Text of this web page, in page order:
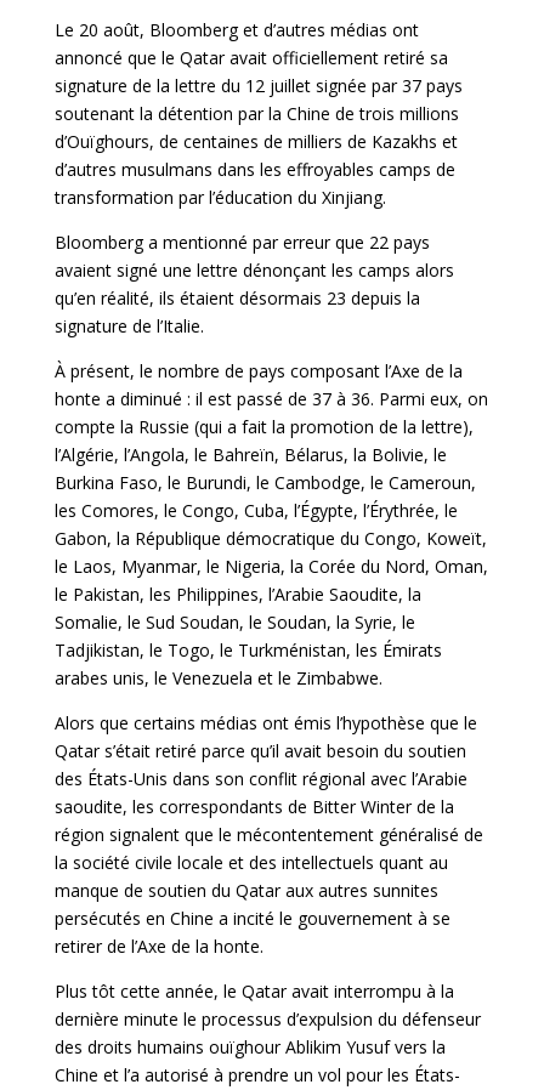
Le 20 août, Bloomberg et d’autres médias ont
annoncé que le Qatar avait officiellement retiré sa
signature de la lettre du 12 juillet signée par 37 pays
soutenant la détention par la Chine de trois millions
d’Ouïghours, de centaines de milliers de Kazakhs et
d’autres musulmans dans les effroyables camps de
transformation par l’éducation du Xinjiang.
Bloomberg a mentionné par erreur que 22 pays
avaient signé une lettre dénonçant les camps alors
qu’en réalité, ils étaient désormais 23 depuis la
signature de l’Italie.
À présent, le nombre de pays composant l’Axe de la
honte a diminué : il est passé de 37 à 36. Parmi eux, on
compte la Russie (qui a fait la promotion de la lettre),
l’Algérie, l’Angola, le Bahreïn, Bélarus, la Bolivie, le
Burkina Faso, le Burundi, le Cambodge, le Cameroun,
les Comores, le Congo, Cuba, l’Égypte, l’Érythrée, le
Gabon, la République démocratique du Congo, Koweït,
le Laos, Myanmar, le Nigeria, la Corée du Nord, Oman,
le Pakistan, les Philippines, l’Arabie Saoudite, la
Somalie, le Sud Soudan, le Soudan, la Syrie, le
Tadjikistan, le Togo, le Turkménistan, les Émirats
arabes unis, le Venezuela et le Zimbabwe.
Alors que certains médias ont émis l’hypothèse que le
Qatar s’était retiré parce qu’il avait besoin du soutien
des États-Unis dans son conflit régional avec l’Arabie
saoudite, les correspondants de Bitter Winter de la
région signalent que le mécontentement généralisé de
la société civile locale et des intellectuels quant au
manque de soutien du Qatar aux autres sunnites
persécutés en Chine a incité le gouvernement à se
retirer de l’Axe de la honte.
Plus tôt cette année, le Qatar avait interrompu à la
dernière minute le processus d’expulsion du défenseur
des droits humains ouïghour Ablikim Yusuf vers la
Chine et l’a autorisé à prendre un vol pour les États-